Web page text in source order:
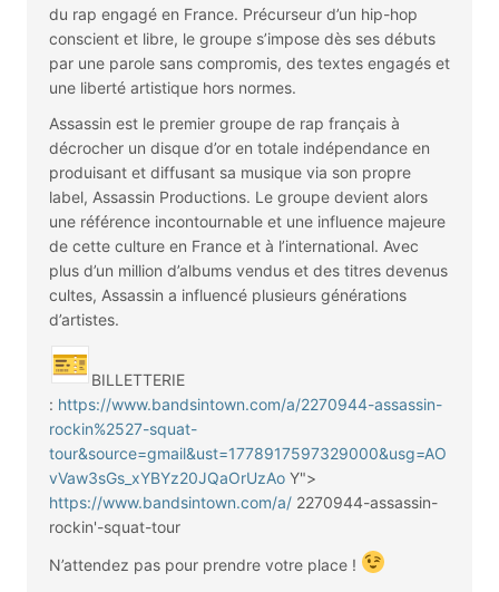
du rap engagé en France. Précurseur d’un hip-hop
conscient et libre, le groupe s’impose dès ses débuts
par une parole sans compromis, des textes engagés et
une liberté artistique hors normes.
Assassin est le premier groupe de rap français à
décrocher un disque d’or en totale indépendance en
produisant et diffusant sa musique via son propre
label, Assassin Productions. Le groupe devient alors
une référence incontournable et une influence majeure
de cette culture en France et à l’international. Avec
plus d’un million d’albums vendus et des titres devenus
cultes, Assassin a influencé plusieurs générations
d’artistes.
BILLETTERIE
: https://www.bandsintown.com/a/2270944-assassin-
rockin%2527-squat-
tour&source=gmail&ust=1778917597329000&usg=AO
vVaw3sGs_xYBYz20JQaOrUzAoY">
https://www.bandsintown.com/a/ 2270944-assassin-
rockin'-squat-tour
N’attendez pas pour prendre votre place !